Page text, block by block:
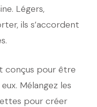
Légers,
ils s’accordent
conçus pour être
Mélangez les
pour créer